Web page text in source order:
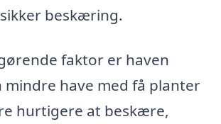
beskæring.
faktor er haven
mindre have med få planter
hurtigere at beskære,